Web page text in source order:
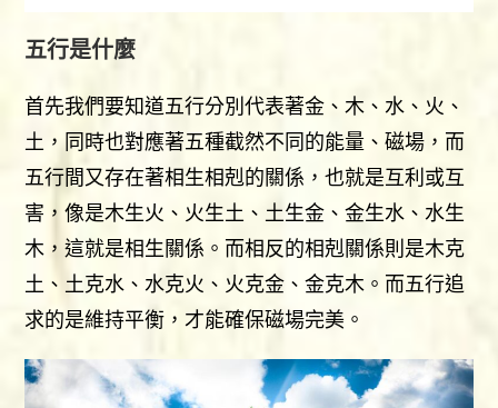
五行是什麼
首先我們要知道五行分別代表著金、木、水、火、
土，同時也對應著五種截然不同的能量、磁場，而
五行間又存在著相生相剋的關係，也就是互利或互
害，像是木生火、火生土、土生金、金生水、水生
木，這就是相生關係。而相反的相剋關係則是木克
土、土克水、水克火、火克金、金克木。而五行追
求的是維持平衡，才能確保磁場完美。